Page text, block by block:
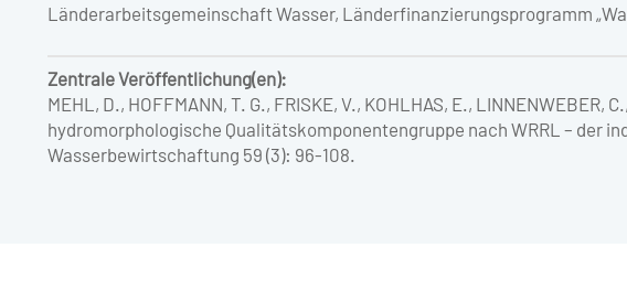
Länderarbeitsgemeinschaft Wasser, Länderfinanzierungsprogramm
Zentrale Veröffentlichung(en):
MEHL, D., HOFFMANN, T. G., FRISKE, V., KOHLHAS, E.,
hydromorphologische Qualitätskomponentengruppe nach WRRL – der
Wasserbewirtschaftung 59 (3): 96-108.